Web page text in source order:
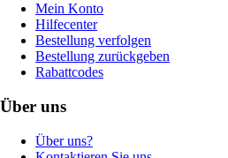
Mein Konto
Hilfecenter
Bestellung verfolgen
Bestellung zurückgeben
Rabattcodes
Über uns
Über uns?